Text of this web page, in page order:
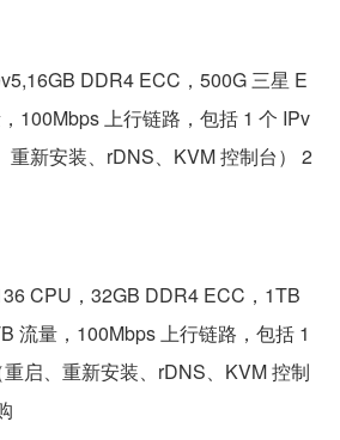
DDR4 ECC，500G 三星 E
100Mbps 上行链路，包括 1 个 IPv
重新安装、rDNS、KVM 控制台） 2
CPU，32GB DDR4 ECC，1TB
流量，100Mbps 上行链路，包括 1
启、重新安装、rDNS、KVM 控制